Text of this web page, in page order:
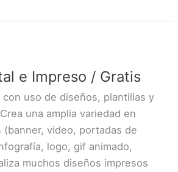
e Impreso / Gratis
uso de diseños, plantillas y
una amplia variedad en
(banner, video, portadas de
logo, gif animado,
muchos diseños impresos